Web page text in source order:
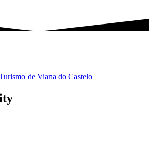
de Viana do Castelo